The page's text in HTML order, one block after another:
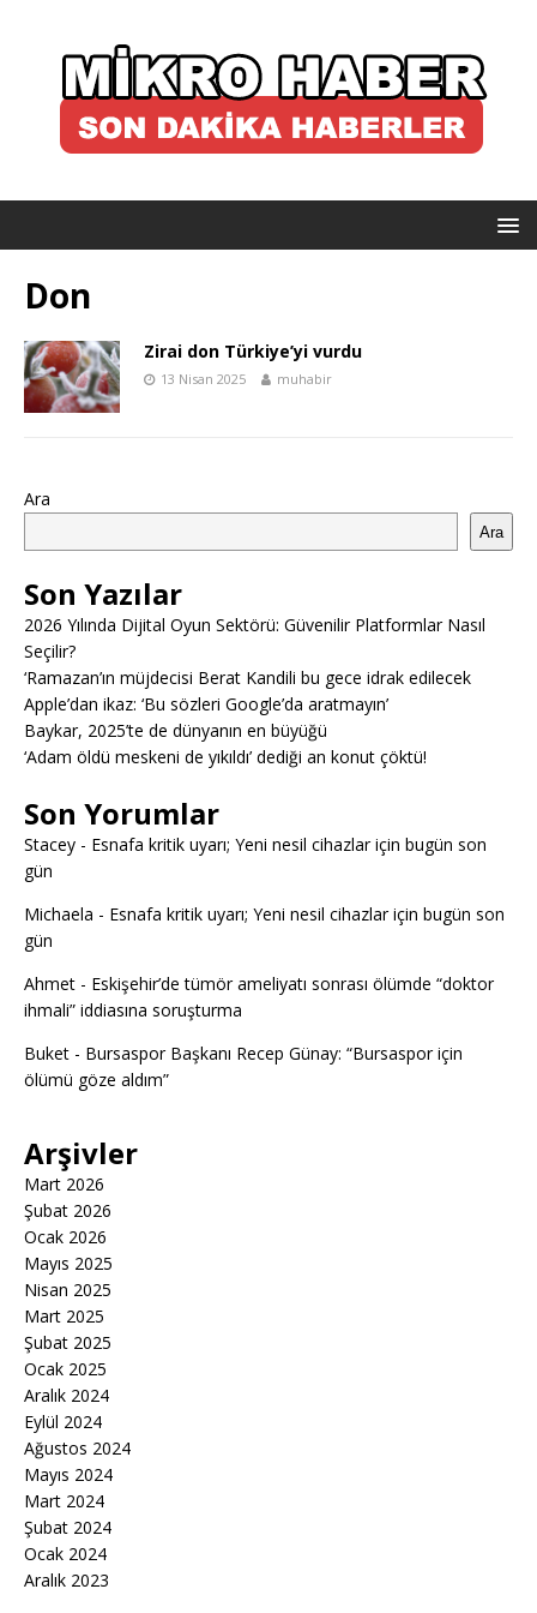
Don
Zirai don Türkiye’yi vurdu
13 Nisan 2025 muhabir
Ara
Ara
Son Yazılar
2026 Yılında Dijital Oyun Sektörü: Güvenilir Platformlar Nasıl
Seçilir?
‘Ramazan’ın müjdecisi Berat Kandili bu gece idrak edilecek
Apple’dan ikaz: ‘Bu sözleri Google’da aratmayın’
Baykar, 2025’te de dünyanın en büyüğü
‘Adam öldü meskeni de yıkıldı’ dediği an konut çöktü!
Son Yorumlar
Stacey - Esnafa kritik uyarı; Yeni nesil cihazlar için bugün son
gün
Michaela - Esnafa kritik uyarı; Yeni nesil cihazlar için bugün son
gün
Ahmet - Eskişehir’de tümör ameliyatı sonrası ölümde “doktor
ihmali” iddiasına soruşturma
Buket - Bursaspor Başkanı Recep Günay: “Bursaspor için
ölümü göze aldım”
Arşivler
Mart 2026
Şubat 2026
Ocak 2026
Mayıs 2025
Nisan 2025
Mart 2025
Şubat 2025
Ocak 2025
Aralık 2024
Eylül 2024
Ağustos 2024
Mayıs 2024
Mart 2024
Şubat 2024
Ocak 2024
Aralık 2023